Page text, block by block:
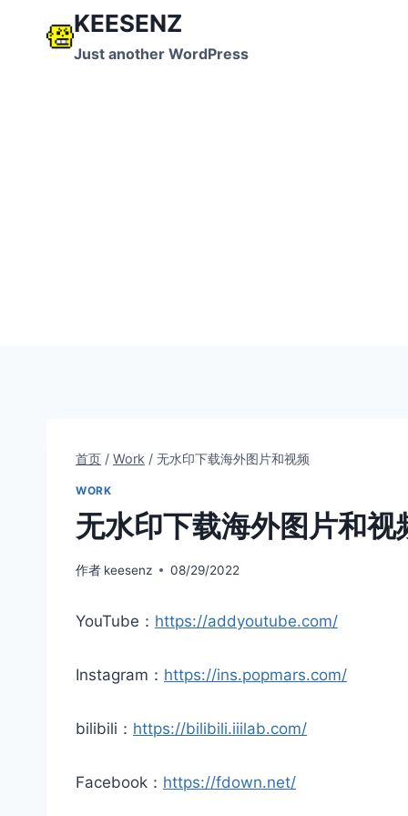
KEESENZ
Just another WordPress
首页 / Work / 无水印下载海外图片和视频
WORK
无水印下载海外图片和视
作者 keesenz 08/29/2022
YouTube： https://addyoutube.com/
Instagram： https://ins.popmars.com/
bilibili： https://bilibili.iiilab.com/
Facebook： https://fdown.net/